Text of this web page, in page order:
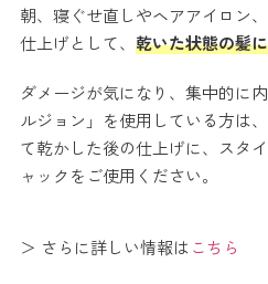
朝、寝ぐせ直しやヘアアイロン
仕上げとして、 乾いた状態の髪
ダメージが気になり、集中的に
ルジョン」を使用している方は
て乾かした後の仕上げに、スタ
ャックをご使用ください。
＞ さらに詳しい情報はこちら